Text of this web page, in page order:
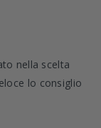
nella scelta
lo consiglio